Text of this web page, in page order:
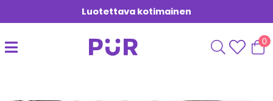
Luotettava kotimainen
0